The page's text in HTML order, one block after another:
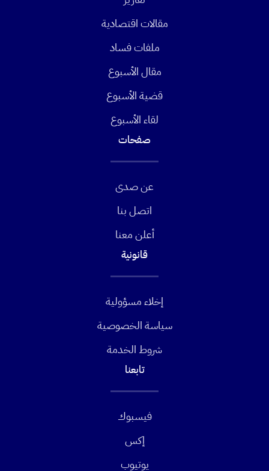
مقالات اقتصادية
ملفات فساد
مقال الأسبوع
قضية الأسبوع
لقاء الأسبوع
صفحات
عن صدى
اتصل بنا
أعلن معنا
قانونية
إخلاء مسؤولية
سياسة الخصوصية
شروط الخدمة
تابعنا
فيسبوك
إكس
يوتيوب